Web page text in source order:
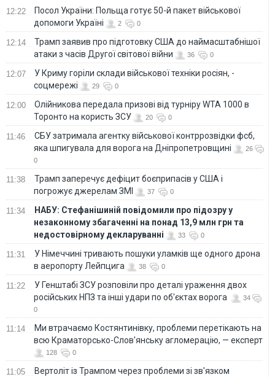
12:22
Посол України: Польща готує 50-й пакет військової
допомоги Україні
2 0
12:14
Трамп заявив про підготовку США до наймасштабнішої
атаки з часів Другої світової війни
36 0
12:07
У Криму горіли склади військової техніки росіян, -
соцмережі
29 0
12:00
Олійникова передала призові від турніру WTA 1000 в
Торонто на користь ЗСУ
20 0
11:46
СБУ затримала агентку військової контррозвідки фсб,
яка шпигувала для ворога на Дніпропетровщині
26
0
11:38
Трамп заперечує дефіцит боєприпасів у США і
погрожує джерелам ЗМІ
37 0
11:34
НАБУ: Стефанішиній повідомили про підозру у
незаконному збагаченні на понад 13,9 млн грн та
недостовірному декларуванні
33 0
11:31
У Німеччині тривають пошуки уламків ще одного дрона
в аеропорту Лейпцига
38 0
11:22
У Генштабі ЗСУ розповіли про деталі ураження двох
російських НПЗ та інші удари по об'єктах ворога
34
0
11:14
Ми втрачаємо Костянтинівку, проблеми перетікають на
всю Краматорсько-Слов'янську агломерацію, — експерт
128 0
11:05
Вертоліт із Трампом через проблеми зі зв'язком